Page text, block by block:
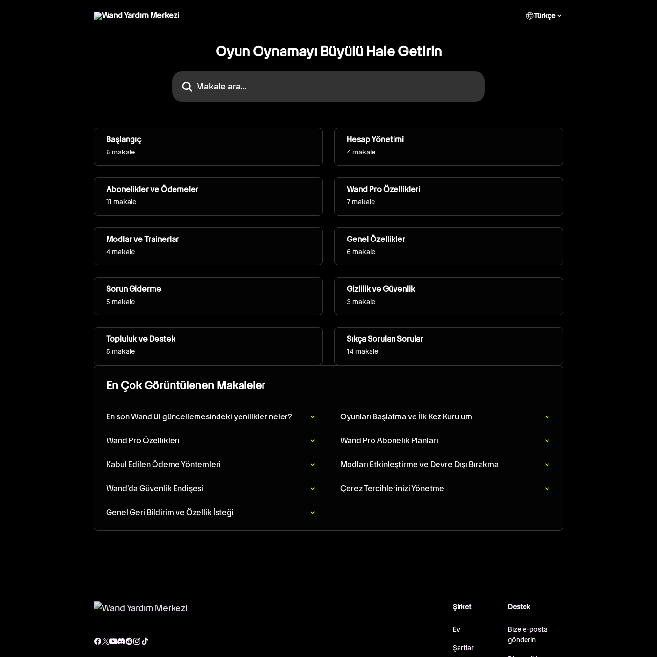
Türkçe
Oyun Oynamayı Büyülü Hale Getirin
Makale ara...
Başlangıç
5 makale
Hesap Yönetimi
4 makale
Abonelikler ve Ödemeler
11 makale
Wand Pro Özellikleri
7 makale
Modlar ve Trainerlar
4 makale
Genel Özellikler
6 makale
Sorun Giderme
5 makale
Gizlilik ve Güvenlik
3 makale
Topluluk ve Destek
5 makale
Sıkça Sorulan Sorular
14 makale
En Çok Görüntülenen Makaleler
En son Wand UI güncellemesindeki yenilikler neler? Oyunları Başlatma ve İlk Kez Kurulum
Wand Pro Özellikleri Wand Pro Abonelik Planları
Kabul Edilen Ödeme Yöntemleri Modları Etkinleştirme ve Devre Dışı Bırakma
Wand'da Güvenlik Endişesi Çerez Tercihlerinizi Yönetme
Genel Geri Bildirim ve Özellik İsteği
Şirket
Ev
Şartlar
Destek
Bize e-posta
gönderin